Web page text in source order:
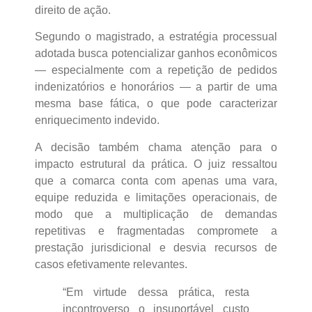
direito de ação.
Segundo o magistrado, a estratégia processual
adotada busca potencializar ganhos econômicos
— especialmente com a repetição de pedidos
indenizatórios e honorários — a partir de uma
mesma base fática, o que pode caracterizar
enriquecimento indevido.
A decisão também chama atenção para o
impacto estrutural da prática. O juiz ressaltou
que a comarca conta com apenas uma vara,
equipe reduzida e limitações operacionais, de
modo que a multiplicação de demandas
repetitivas e fragmentadas compromete a
prestação jurisdicional e desvia recursos de
casos efetivamente relevantes.
“Em virtude dessa prática, resta
incontroverso o insuportável custo